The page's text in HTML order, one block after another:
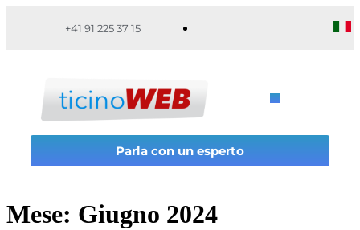
+41 91 225 37 15
Parla con un esperto
Mese: Giugno 2024